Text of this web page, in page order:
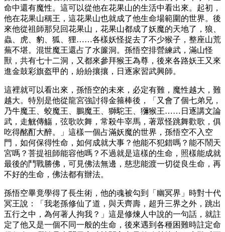
命中還有魔性。這可以從他在花果山的生活中看出來。起初，
他在花果山稱王，這花果山也就成了他生命場範圍的世界。後
來他從祖師那兒回花果山，花果山都成了妖魔的天地了，狼、
蟲、虎、豹、狐、狸……各樣妖怪捉去了不少猴子，整座山荒
蕪不堪。混世魔王還占了水簾洞。孫悟空排營練武，滿山怪
獸，共有七十二洞，又都來參拜猴王為尊，後來各路妖王又來
進金鼓彩旗盔甲的，紛紛攘攘，日逐家習武興師。
這裡就可以看出來，孫悟空的未來，必定有難，魔性越大，難
越大。特別是他從龍宮強討得金箍棒後，「又會了個七弟兄，
乃牛魔王、蛟魔王、鵬魔王、獅駝王、獼猴王……日逐講文論
武，走觥傳觴，弦歌吹舞，常殺牛宰馬，著眾怪跳舞歡歌，俱
吃得酩酊大醉。」這樣一個占滿妖魔的世界，孫悟空不入空
門，如何保得性命，如何成就大事？他能不犯錯嗎？能不鬧天
宮嗎？菩提祖師能容他嗎？不過就是這樣的生命，照樣能成就
最後的鬥戰勝佛，可見佛法無邊，慈悲能渡一切從良生命，再
不好的生命，佛法都有辦法。
孫悟空畢竟學得了長生術，他的魂被勾到「幽冥界」時對十代
冥王說：「我老孫修仙了道，與天齊壽，超升三界之外，跳出
五行之中，為何著人拘我？」這是修煉人中說的一句話，就註
定了他又是一個不同一般的生命，後來遇到各種困難時註定命